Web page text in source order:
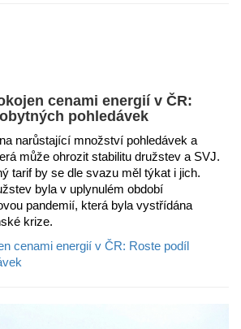
cenami energií v ČR:
pohledávek
narůstající množství pohledávek a
může ohrozit stabilitu družstev a SVJ.
tarif by se dle svazu měl týkat i jich.
byla v uplynulém období
pandemií, která byla vystřídána
krize.
cenami energií v ČR: Roste podíl